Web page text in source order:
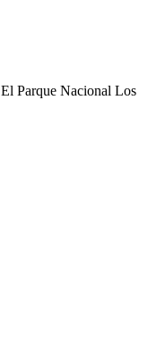
El Parque Nacional Los